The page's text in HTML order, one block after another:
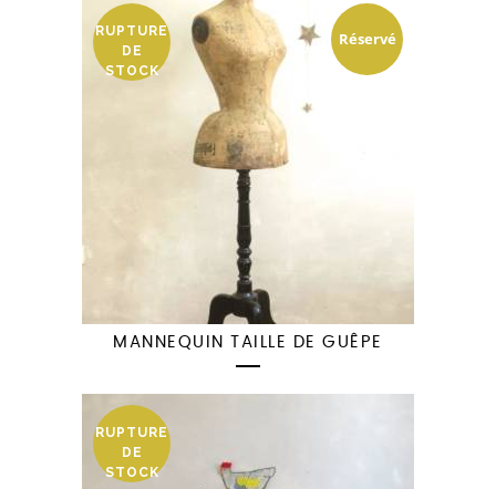
Réservé
RUPTURE
DE
STOCK
MANNEQUIN TAILLE DE GUÊPE
RUPTURE
DE
STOCK